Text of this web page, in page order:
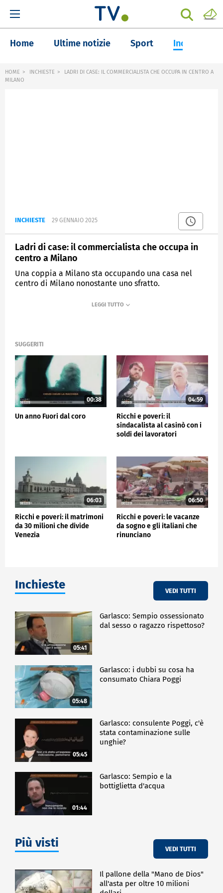
Home Ultime notizie Sport Inchieste
HOME INCHIESTE
LADRI DI CASE: IL COMMERCIALISTA CHE OCCUPA IN CENTRO A
MILANO
INCHIESTE 29 GENNAIO 2025
Ladri di case: il commercialista che occupa in
centro a Milano
Una coppia a Milano sta occupando una casa nel
centro di Milano nonostante uno sfratto.
FUORI DAL CORO
SUGGERITI
00:38
Un anno Fuori dal coro
04:59
Ricchi e poveri: il
sindacalista al casinò con i
soldi dei lavoratori
06:03
Ricchi e poveri: il matrimoni
da 30 milioni che divide
Venezia
06:50
Ricchi e poveri: le vacanze
da sogno e gli italiani che
rinunciano
Inchieste VEDI TUTTI
05:41
Garlasco: Sempio ossessionato
dal sesso o ragazzo rispettoso?
05:48
Garlasco: i dubbi su cosa ha
consumato Chiara Poggi
05:45
Garlasco: consulente Poggi, c'è
stata contaminazione sulle
unghie?
01:44
Garlasco: Sempio e la
bottiglietta d'acqua
Più visti VEDI TUTTI
Il pallone della "Mano de Dios"
all'asta per oltre 10 milioni